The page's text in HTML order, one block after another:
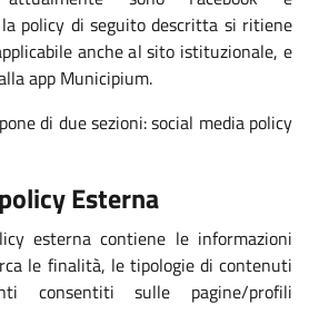
policy di seguito descritta si ritiene
anche al sito istituzionale, e
app Municipium.
di due sezioni: social media policy
Esterna
esterna contiene le informazioni
le finalità, le tipologie di contenuti
consentiti sulle pagine/profili